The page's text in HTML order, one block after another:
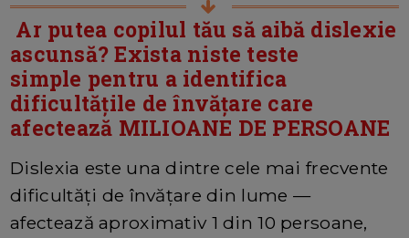
Ar putea copilul tău să aibă dislexie
ascunsă? Exista niste teste
simple pentru a identifica
dificultățile de învățare care
afectează MILIOANE DE PERSOANE
Dislexia este una dintre cele mai frecvente
dificultăți de învățare din lume —
afectează aproximativ 1 din 10 persoane,